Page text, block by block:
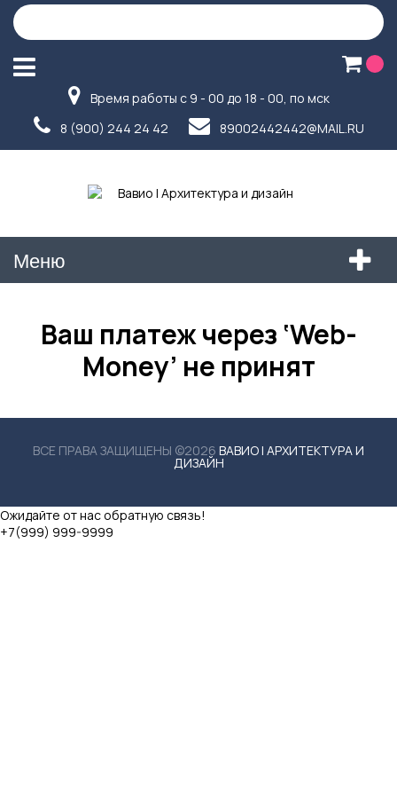
Время работы с 9 - 00 до 18 - 00, по мск
8 (900) 244 24 42
89002442442@MAIL.RU
Меню
Ваш платеж через ‘Web-
Money’ не принят
ВСЕ ПРАВА ЗАЩИЩЕНЫ ©2026 ВАВИО | АРХИТЕКТУРА И
ДИЗАЙН
Ожидайте от нас обратную связь!
+7(999) 999-9999